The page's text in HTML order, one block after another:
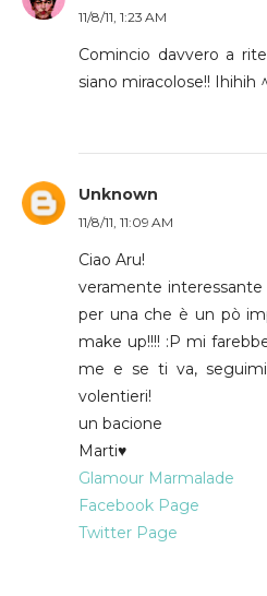
11/8/11, 1:23 AM
Comincio davvero a
siano miracolose!! Ihihih
Unknown
11/8/11, 11:09 AM
Ciao Aru!
veramente
per una che è un pò
make up!!!! :P mi
me e se ti va,
volentieri!
un bacione
Marti♥
Glamour Marmalade
Facebook Page
Twitter Page